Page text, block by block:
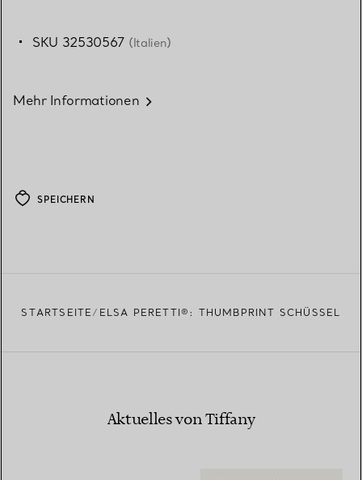
SKU 32530567 (Italien)
Mehr Informationen
SPEICHERN
STARTSEITE ELSA PERETTI®: THUMBPRINT SCHÜSSEL
Aktuelles von Tiffany